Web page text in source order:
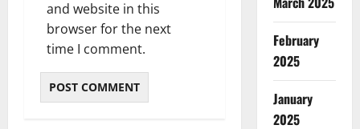
and website in this
browser for the next
time I comment.
February
2025
January
2025